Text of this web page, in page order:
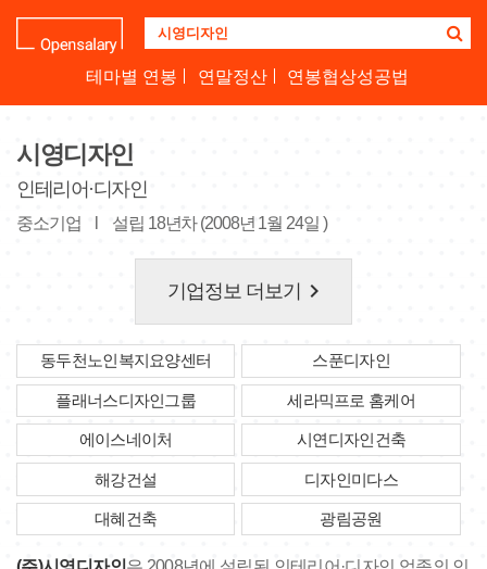
업
명
세
요
테마별 연봉 연말정산 연봉협상성공법
시영디자인
인테리어·디자인
중소기업 설립 18년차 (2008년 1월 24일 )
기업정보 더보기 keyboard_arrow_right
동두천노인복지요양센터 스푼디자인
플래너스디자인그룹 세라믹프로 홈케어
에이스네이처 시연디자인건축
해강건설 디자인미다스
대혜건축 광림공원